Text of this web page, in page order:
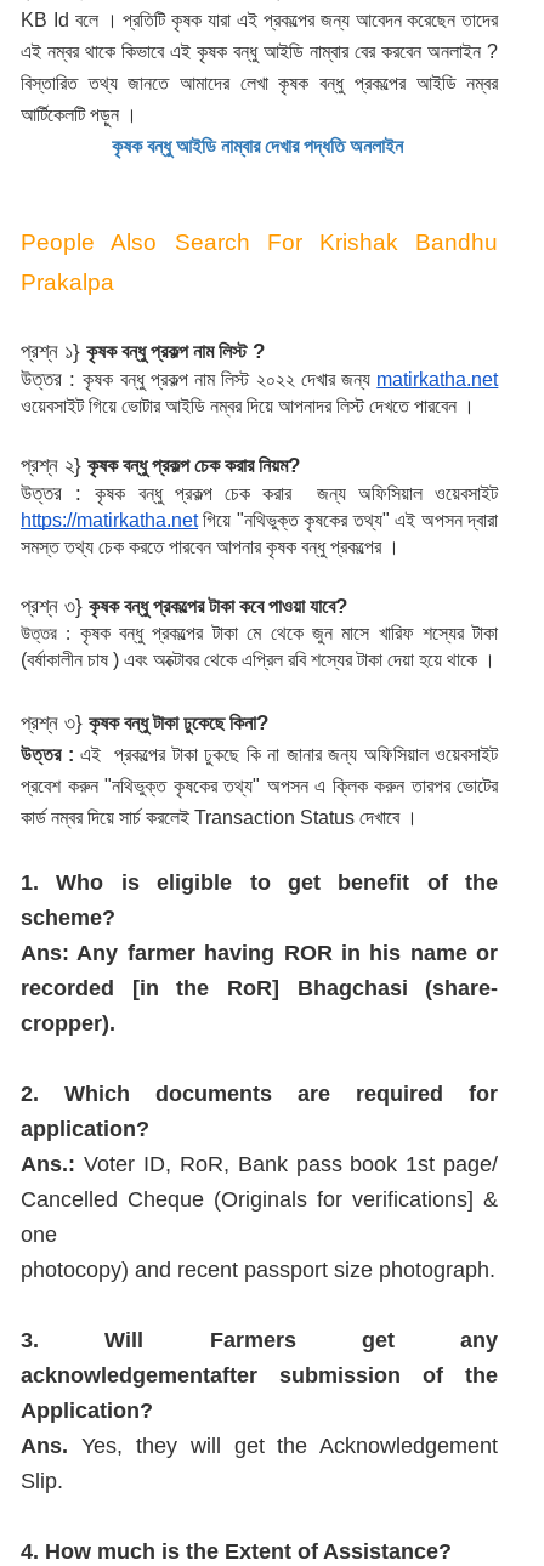
KB Id বলে । প্রতিটি কৃষক যারা এই প্রকল্পের জন্য আবেদন করেছেন তাদের
এই নম্বর থাকে কিভাবে এই কৃষক বন্ধু আইডি নাম্বার বের করবেন অনলাইন ?
বিস্তারিত তথ্য জানতে আমাদের লেখা কৃষক বন্ধু প্রকল্পের আইডি নম্বর
আর্টিকেলটি পড়ুন ।
কৃষক বন্ধু আইডি নাম্বার দেখার পদ্ধতি অনলাইন
People Also Search For Krishak Bandhu
Prakalpa
প্রশ্ন ১} কৃষক বন্ধু প্রকল্প নাম লিস্ট ?
উত্তর : কৃষক বন্ধু প্রকল্প নাম লিস্ট ২০২২ দেখার জন্য matirkatha.net
ওয়েবসাইট গিয়ে ভোটার আইডি নম্বর দিয়ে আপনাদর লিস্ট দেখতে পারবেন ।
প্রশ্ন ২} কৃষক বন্ধু প্রকল্প চেক করার নিয়ম?
উত্তর :
কৃষক বন্ধু প্রকল্প চেক করার  জন্য অফিসিয়াল ওয়েবসাইট
https://matirkatha.net গিয়ে "নথিভুক্ত কৃষকের তথ্য" এই অপসন দ্বারা
সমস্ত তথ্য চেক করতে পারবেন আপনার কৃষক বন্ধু প্রকল্পের ।
প্রশ্ন ৩} কৃষক বন্ধু প্রকল্পের টাকা কবে পাওয়া যাবে?
উত্তর : কৃষক বন্ধু প্রকল্পের টাকা মে থেকে জুন মাসে খারিফ শস্যের টাকা
(বর্ষাকালীন চাষ ) এবং অক্টোবর থেকে এপ্রিল রবি শস্যের টাকা দেয়া হয়ে থাকে ।
প্রশ্ন ৩} কৃষক বন্ধু টাকা ঢুকেছে কিনা?
উত্তর : এই  প্রকল্পের টাকা ঢুকছে কি না জানার জন্য অফিসিয়াল ওয়েবসাইট
প্রবেশ করুন "নথিভুক্ত কৃষকের তথ্য" অপসন এ ক্লিক করুন তারপর ভোটের
কার্ড নম্বর দিয়ে সার্চ করলেই Transaction Status দেখাবে ।
1. Who is eligible to get benefit of the
scheme?
Ans: Any farmer having ROR in his name or
recorded [in the RoR] Bhagchasi (share-
cropper).
2. Which documents are required for
application?
Ans.: Voter ID, RoR, Bank pass book 1st page/
Cancelled Cheque (Originals for verifications] &
one
photocopy) and recent passport size photograph.
3. Will Farmers get any
acknowledgementafter submission of the
Application?
Ans. Yes, they will get the Acknowledgement
Slip.
4. How much is the Extent of Assistance?